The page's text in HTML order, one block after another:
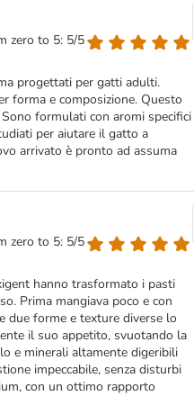
zero to 5: 5/5
progettati per gatti adulti.
forma e composizione. Questo
formulati con aromi specifici
per aiutare il gatto a
arrivato è pronto ad assuma
zero to 5: 5/5
hanno trasformato i pasti
Prima mangiava poco e con
due forme e texture diverse lo
il suo appetito, svuotando la
e minerali altamente digeribili
impeccabile, senza disturbi
con un ottimo rapporto